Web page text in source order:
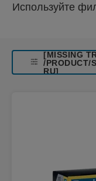
Используйте
[MISSING
/PRODUCT/
RU]